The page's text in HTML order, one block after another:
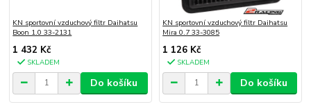
KN sportovní vzduchový filtr Daihatsu
Boon 1.0 33-2131
1 432 Kč
SKLADEM
Do košíku
KN sportovní vzduchový filtr Daihatsu
Mira 0.7 33-3085
1 126 Kč
SKLADEM
Do košíku